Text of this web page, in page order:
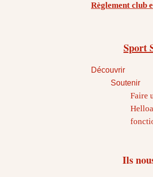
Règlement club
Sport
Découvrir
Soutenir
Faire
Ils